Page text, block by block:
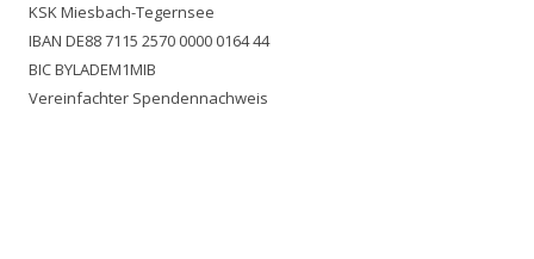
KSK Miesbach-Tegernsee
IBAN DE88 7115 2570 0000 0164 44
BIC BYLADEM1MIB
Vereinfachter Spendennachweis